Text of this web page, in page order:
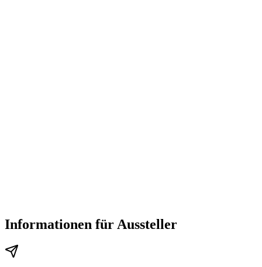
Informationen für Aussteller